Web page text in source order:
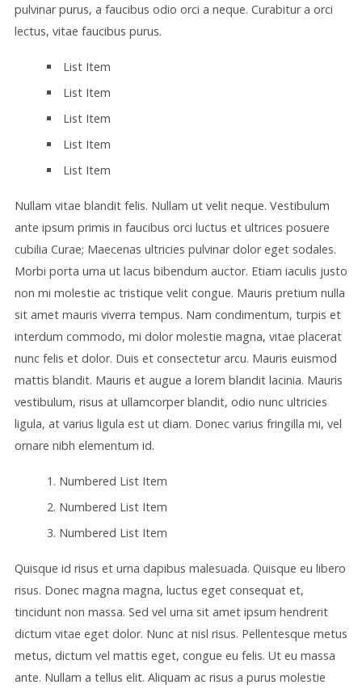
pulvinar purus, a faucibus odio orci a neque. Curabitur a orci
lectus, vitae faucibus purus.
List Item
List Item
List Item
List Item
List Item
Nullam vitae blandit felis. Nullam ut velit neque. Vestibulum
ante ipsum primis in faucibus orci luctus et ultrices posuere
cubilia Curae; Maecenas ultricies pulvinar dolor eget sodales.
Morbi porta urna ut lacus bibendum auctor. Etiam iaculis justo
non mi molestie ac tristique velit congue. Mauris pretium nulla
sit amet mauris viverra tempus. Nam condimentum, turpis et
interdum commodo, mi dolor molestie magna, vitae placerat
nunc felis et dolor. Duis et consectetur arcu. Mauris euismod
mattis blandit. Mauris et augue a lorem blandit lacinia. Mauris
vestibulum, risus at ullamcorper blandit, odio nunc ultricies
ligula, at varius ligula est ut diam. Donec varius fringilla mi, vel
ornare nibh elementum id.
Numbered List Item
Numbered List Item
Numbered List Item
Quisque id risus et urna dapibus malesuada. Quisque eu libero
risus. Donec magna magna, luctus eget consequat et,
tincidunt non massa. Sed vel urna sit amet ipsum hendrerit
dictum vitae eget dolor. Nunc at nisl risus. Pellentesque metus
metus, dictum vel mattis eget, congue eu felis. Ut eu massa
ante. Nullam a tellus elit. Aliquam ac risus a purus molestie